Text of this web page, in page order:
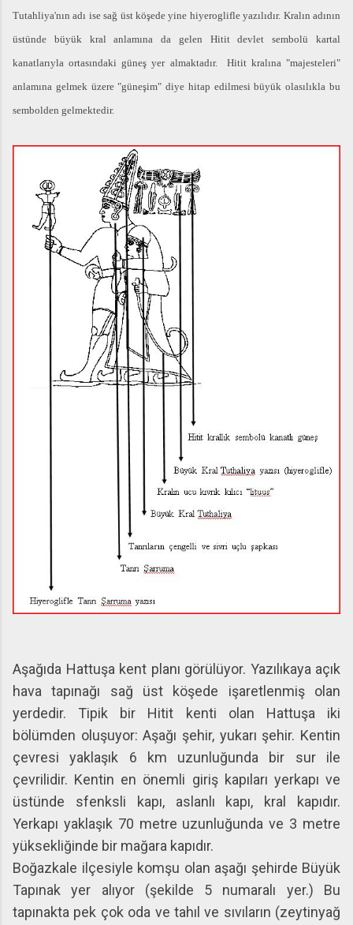
Tutahliya'nın adı ise sağ üst köşede yine hiyeroglifle yazılıdır. Kralın adının
üstünde büyük kral anlamına da gelen Hitit devlet sembolü kartal
kanatlarıyla ortasındaki güneş yer almaktadır. Hitit kralına "majesteleri"
anlamına gelmek üzere "güneşim" diye hitap edilmesi büyük olasılıkla bu
sembolden gelmektedir.
Aşağıda Hattuşa kent planı görülüyor. Yazılıkaya açık
hava tapınağı sağ üst köşede işaretlenmiş olan
yerdedir. Tipik bir Hitit kenti olan Hattuşa iki
bölümden oluşuyor: Aşağı şehir, yukarı şehir. Kentin
çevresi yaklaşık 6 km uzunluğunda bir sur ile
çevrilidir. Kentin en önemli giriş kapıları yerkapı ve
üstünde sfenksli kapı, aslanlı kapı, kral kapıdır.
Yerkapı yaklaşık 70 metre uzunluğunda ve 3 metre
yüksekliğinde bir mağara kapıdır.
Boğazkale ilçesiyle komşu olan aşağı şehirde Büyük
Tapınak yer alıyor (şekilde 5 numaralı yer.) Bu
tapınakta pek çok oda ve tahıl ve sıvıların (zeytinyağ